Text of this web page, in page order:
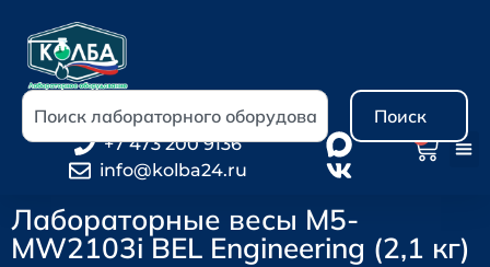
Поиск
+7 473 200 9136
info@kolba24.ru
Лабораторные весы M5-
MW2103i BEL Engineering (2,1 кг)